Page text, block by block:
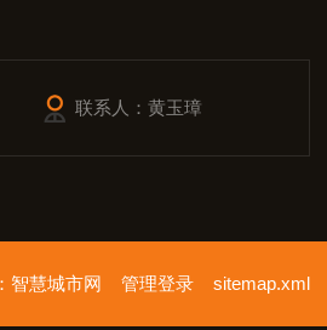
联系人：黄玉璋
智慧城市网 管理登录 sitemap.xml